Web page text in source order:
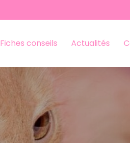
Fiches conseils Actualités